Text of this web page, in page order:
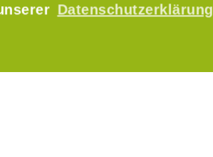
Datenschutzerklärung